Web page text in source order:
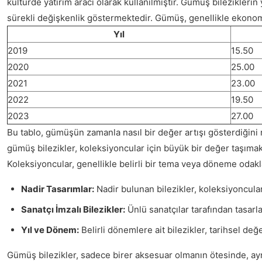
kültürde yatırım aracı olarak kullanılmıştır. Gümüş
sürekli değişkenlik göstermektedir. Gümüş, genellikle
Yıl
2019
15.50
2020
25.00
2021
23.00
2022
19.50
2023
27.00
Bu tablo, gümüşün zamanla nasıl bir değer artışı
gümüş bilezikler, koleksiyoncular için büyük bir değer
Koleksiyoncular, genellikle belirli bir tema veya döneme
Nadir Tasarımlar: Nadir bulunan bilezikler,
Sanatçı İmzalı Bilezikler: Ünlü sanatçılar tarafından
Yıl ve Dönem: Belirli dönemlere ait bilezikler, tarihsel
Gümüş bilezikler, sadece birer aksesuar olmanın ötesinde,